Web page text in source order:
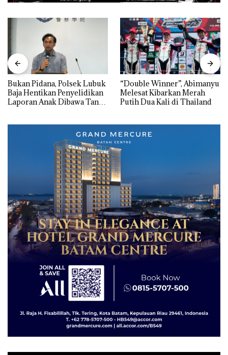
Bukan Pidana, Polsek Lubuk
Baja Hentikan Penyelidikan
Laporan Anak Dibawa Tanpa
“Double Winner”, Abimanyu
Melesat Kibarkan Merah
Putih Dua Kali di Thailand